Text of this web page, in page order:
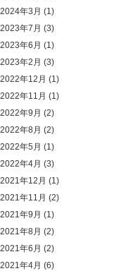
2024年3月 (1)
2023年7月 (3)
2023年6月 (1)
2023年2月 (3)
2022年12月 (1)
2022年11月 (1)
2022年9月 (2)
2022年8月 (2)
2022年5月 (1)
2022年4月 (3)
2021年12月 (1)
2021年11月 (2)
2021年9月 (1)
2021年8月 (2)
2021年6月 (2)
2021年4月 (6)